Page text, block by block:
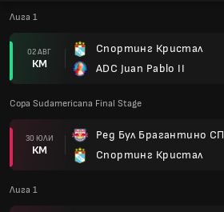
Лига 1
02 АВГ
КМ
Спортинг Кристал
ADC Juan Pablo II
Copa Sudamericana Final Stage
30 ЮЛИ
КМ
Ред Бул Брагантино СП
Спортинг Кристал
Лига 1